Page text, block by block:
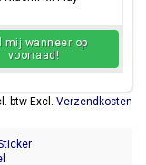
mij wanneer op
voorraad!
btw Excl. Verzendkosten